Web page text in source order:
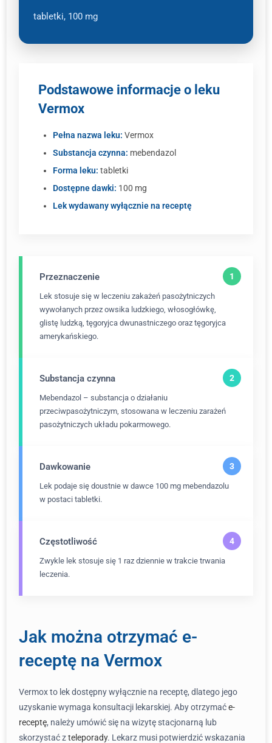
tabletki, 100 mg
Podstawowe informacje o leku
Vermox
Pełna nazwa leku: Vermox
Substancja czynna: mebendazol
Forma leku: tabletki
Dostępne dawki: 100 mg
Lek wydawany wyłącznie na receptę
Przeznaczenie
Lek stosuje się w leczeniu zakażeń pasożytniczych
wywołanych przez owsika ludzkiego, włosogłówkę,
glistę ludzką, tęgoryjca dwunastniczego oraz tęgoryjca
amerykańskiego.
Substancja czynna
Mebendazol – substancja o działaniu
przeciwpasożytniczym, stosowana w leczeniu zarażeń
pasożytniczych układu pokarmowego.
Dawkowanie
Lek podaje się doustnie w dawce 100 mg mebendazolu
w postaci tabletki.
Częstotliwość
Zwykle lek stosuje się 1 raz dziennie w trakcie trwania
leczenia.
Jak można otrzymać e-
receptę na Vermox
Vermox to lek dostępny wyłącznie na receptę, dlatego jego
uzyskanie wymaga konsultacji lekarskiej. Aby otrzymaće-
receptę, należy umówić się na wizytę stacjonarną lub
skorzystać zteleporady. Lekarz musi potwierdzić wskazania